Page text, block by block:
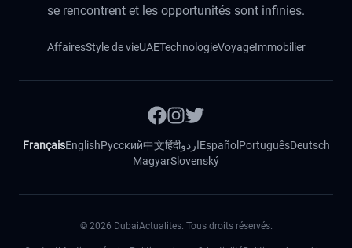
se rencontrent et les opportunités sont infinies.
AffairesStyle de vieUAETechnologieVoyageImmobilier
FrançaisEnglishРусский中文हिंदीاردوEspañol PortuguêsDeutsch
MagyarSlovenský
© 2026 DubaiActualites. Tous droits réservés.